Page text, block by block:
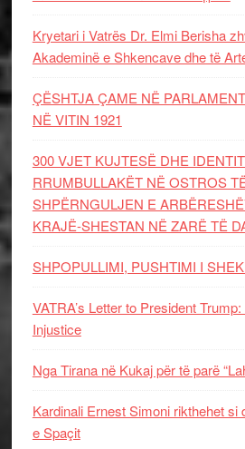
Kryetari i Vatrës Dr. Elmi Berisha
Akademinë e Shkencave dhe të
ÇËSHTJA ÇAME NË
NË VITIN 1921
300 VJET KUJTESË DHE
RRUMBULLAKËT NË OSTROS
SHPËRNGULJEN E
KRAJË-SHESTAN NË ZARË TË
SHPOPULLIMI, PUSHTIMI I
VATRA’s Letter to President
Injustice
Nga Tirana në Kukaj për të parë
Kardinali Ernest Simoni rikthehet si
e Spaçit